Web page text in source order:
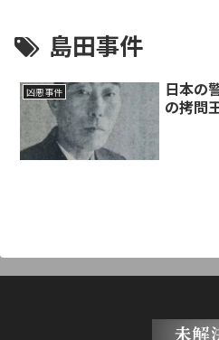
島田事件
凶悪事件
日本の
の拷問